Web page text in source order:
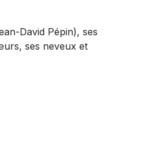
David Pépin), ses
ses neveux et